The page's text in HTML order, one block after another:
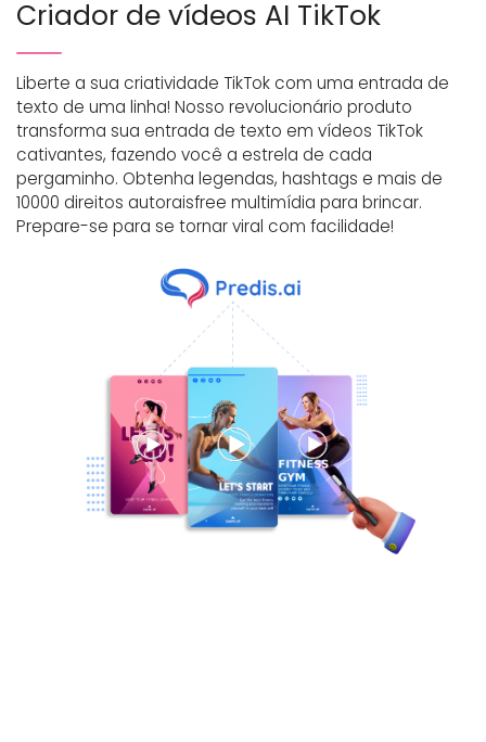
Criador de vídeos AI TikTok
Liberte a sua criatividade TikTok com uma entrada de
texto de uma linha! Nosso revolucionário produto
transforma sua entrada de texto em vídeos TikTok
cativantes, fazendo você a estrela de cada
pergaminho. Obtenha legendas, hashtags e mais de
10000 direitos autoraisfree multimídia para brincar.
Prepare-se para se tornar viral com facilidade!